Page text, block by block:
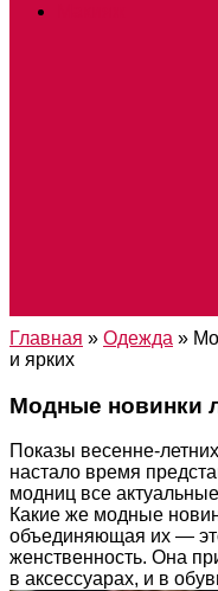
Главная » Одежда »
и ярких
Модные новинки
Показы весенне-
настало время
модниц все
Какие же модные
объединяющая их —
женственность. Она
в аксессуарах, и в